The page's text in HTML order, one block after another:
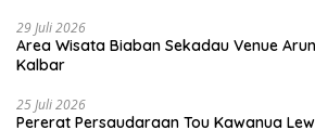
29 Juli 2026
Area Wisata Biaban Sekadau Venue
Kalbar
25 Juli 2026
Pererat Persaudaraan Tou Kawanua